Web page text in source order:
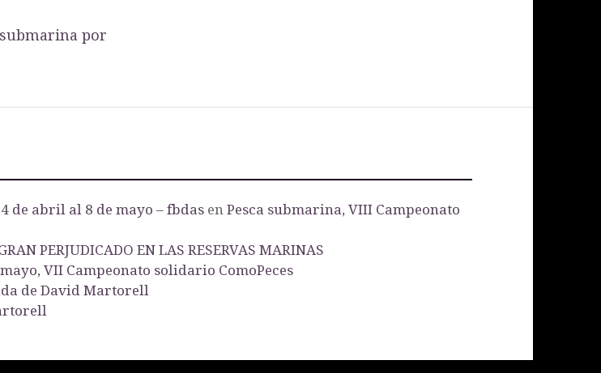
submarina por
de abril al 8 de mayo – fbdasen Pesca submarina, VIII Campeonato
PERJUDICADO EN LAS RESERVAS MARINAS
VII Campeonato solidario ComoPeces
de David Martorell